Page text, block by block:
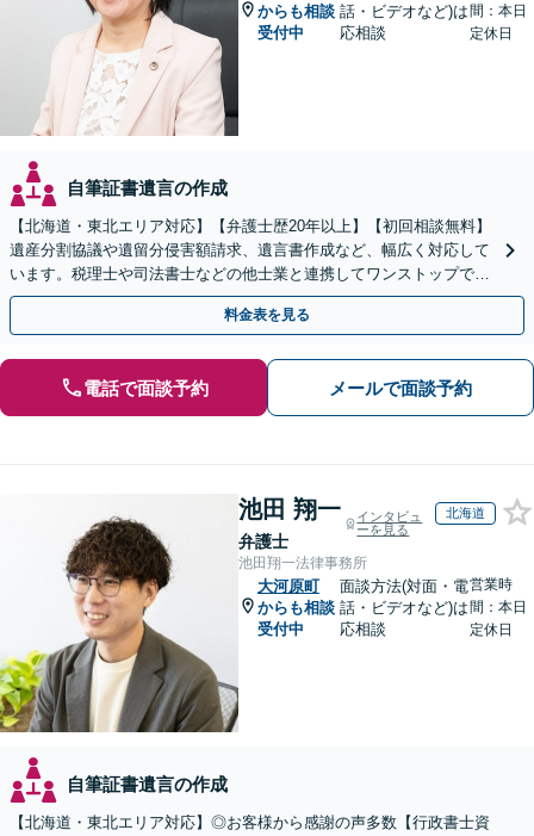
からも相談
受付中
話・ビデオなど)は
応相談
間：本日
定休日
自筆証書遺言の作成
【北海道・東北エリア対応】【弁護士歴20年以上】【初回相談無料】
遺産分割協議や遺留分侵害額請求、遺言書作成など、幅広く対応して
います。税理士や司法書士などの他士業と連携してワンストップでの
解決が可能です。ぜひご相談ください。
料金表を見る
電話で面談予約 メールで面談予約
池田 翔一
弁護士
インタビュ
ーを見る
北海道
池田翔一法律事務所
大河原町
からも相談
受付中
面談方法(対面・電
話・ビデオなど)は
応相談
営業時
間：本日
定休日
自筆証書遺言の作成
【北海道・東北エリア対応】◎お客様から感謝の声多数【行政書士資